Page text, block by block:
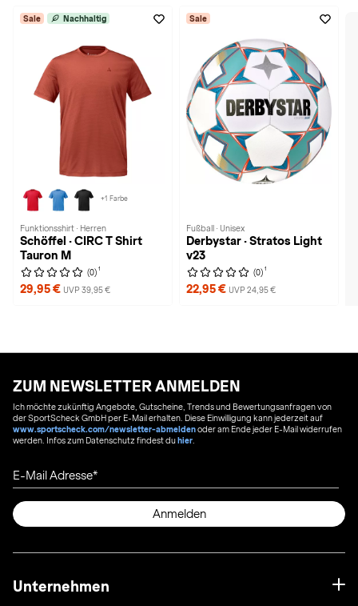
Sale Nachhaltig
+1 Farbe
Funktionsshirt · Herren
Schöffel · CIRC T Shirt
Tauron M
(0) 1
29,95 € UVP 39,95 €
Sale
Fußball · Unisex
Derbystar · Stratos Light
v23
(0) 1
22,95 € UVP 24,95 €
ZUM NEWSLETTER ANMELDEN
Ich möchte zukünftig Angebote, Gutscheine, Trends und Bewertungsanfragen von
der SportScheck GmbH per E-Mail erhalten. Diese Einwilligung kann jederzeit auf
www.sportscheck.com/newsletter-abmeldenoder am Ende jeder E-Mail widerrufen
werden. Infos zum Datenschutz findest duhier
E-Mail Adresse
Anmelden
Unternehmen